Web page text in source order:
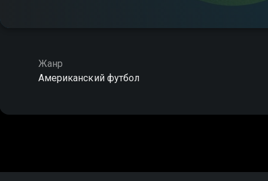
Жанр
Американский футбол